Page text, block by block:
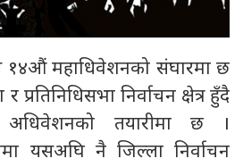
१४औं महाधिवेशनको संघारमा छ
प्रतिनिधिसभा निर्वाचन क्षेत्र हुँदै
अधिवेशनको तयारीमा छ ।
यसअघि नै जिल्ला निर्वाचन